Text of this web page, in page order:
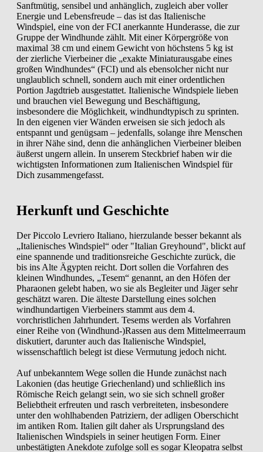
Sanftmütig, sensibel und anhänglich, zugleich aber voller
Energie und Lebensfreude – das ist das Italienische
Windspiel, eine von der FCI anerkannte Hunderasse, die zur
Gruppe der Windhunde zählt. Mit einer Körpergröße von
maximal 38 cm und einem Gewicht von höchstens 5 kg ist
der zierliche Vierbeiner die „exakte Miniaturausgabe eines
großen Windhundes“ (FCI) und als ebensolcher nicht nur
unglaublich schnell, sondern auch mit einer ordentlichen
Portion Jagdtrieb ausgestattet. Italienische Windspiele lieben
und brauchen viel Bewegung und Beschäftigung,
insbesondere die Möglichkeit, windhundtypisch zu sprinten.
In den eigenen vier Wänden erweisen sie sich jedoch als
entspannt und genügsam – jedenfalls, solange ihre Menschen
in ihrer Nähe sind, denn die anhänglichen Vierbeiner bleiben
äußerst ungern allein. In unserem Steckbrief haben wir die
wichtigsten Informationen zum Italienischen Windspiel für
Dich zusammengefasst.
Herkunft und Geschichte
Der Piccolo Levriero Italiano, hierzulande besser bekannt als
„Italienisches Windspiel“ oder "Italian Greyhound", blickt auf
eine spannende und traditionsreiche Geschichte zurück, die
bis ins Alte Ägypten reicht. Dort sollen die Vorfahren des
kleinen Windhundes, „Tesem“ genannt, an den Höfen der
Pharaonen gelebt haben, wo sie als Begleiter und Jäger sehr
geschätzt waren. Die älteste Darstellung eines solchen
windhundartigen Vierbeiners stammt aus dem 4.
vorchristlichen Jahrhundert. Tesems werden als Vorfahren
einer Reihe von (Windhund-)Rassen aus dem Mittelmeerraum
diskutiert, darunter auch das Italienische Windspiel,
wissenschaftlich belegt ist diese Vermutung jedoch nicht.
Auf unbekanntem Wege sollen die Hunde zunächst nach
Lakonien (das heutige Griechenland) und schließlich ins
Römische Reich gelangt sein, wo sie sich schnell großer
Beliebtheit erfreuten und rasch verbreiteten, insbesondere
unter den wohlhabenden Patriziern, der adligen Oberschicht
im antiken Rom. Italien gilt daher als Ursprungsland des
Italienischen Windspiels in seiner heutigen Form. Einer
unbestätigten Anekdote zufolge soll es sogar Kleopatra selbst